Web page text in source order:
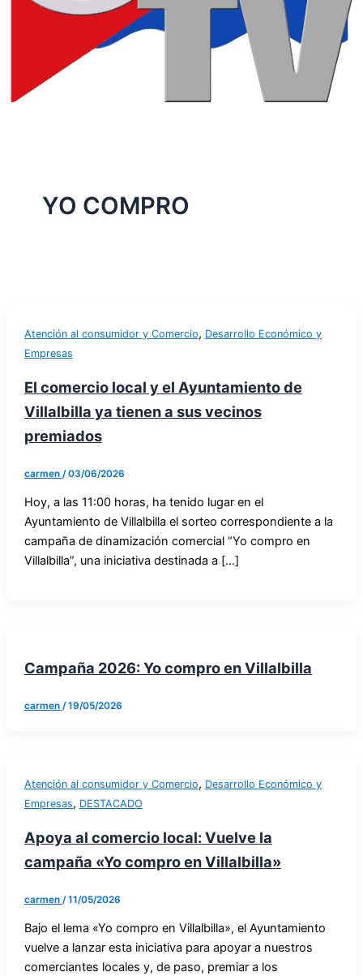
YO COMPRO
Atención al consumidor y Comercio, Desarrollo Económico y
Empresas
El comercio local y el Ayuntamiento de
Villalbilla ya tienen a sus vecinos
premiados
carmen /03/06/2026
Hoy, a las 11:00 horas, ha tenido lugar en el
Ayuntamiento de Villalbilla el sorteo correspondiente a la
campaña de dinamización comercial “Yo compro en
Villalbilla”, una iniciativa destinada a […]
Campaña 2026: Yo compro en Villalbilla
carmen /19/05/2026
Atención al consumidor y Comercio, Desarrollo Económico y
Empresas, DESTACADO
Apoya al comercio local: Vuelve la
campaña «Yo compro en Villalbilla»
carmen /11/05/2026
Bajo el lema «Yo compro en Villalbilla», el Ayuntamiento
vuelve a lanzar esta iniciativa para apoyar a nuestros
comerciantes locales y, de paso, premiar a los